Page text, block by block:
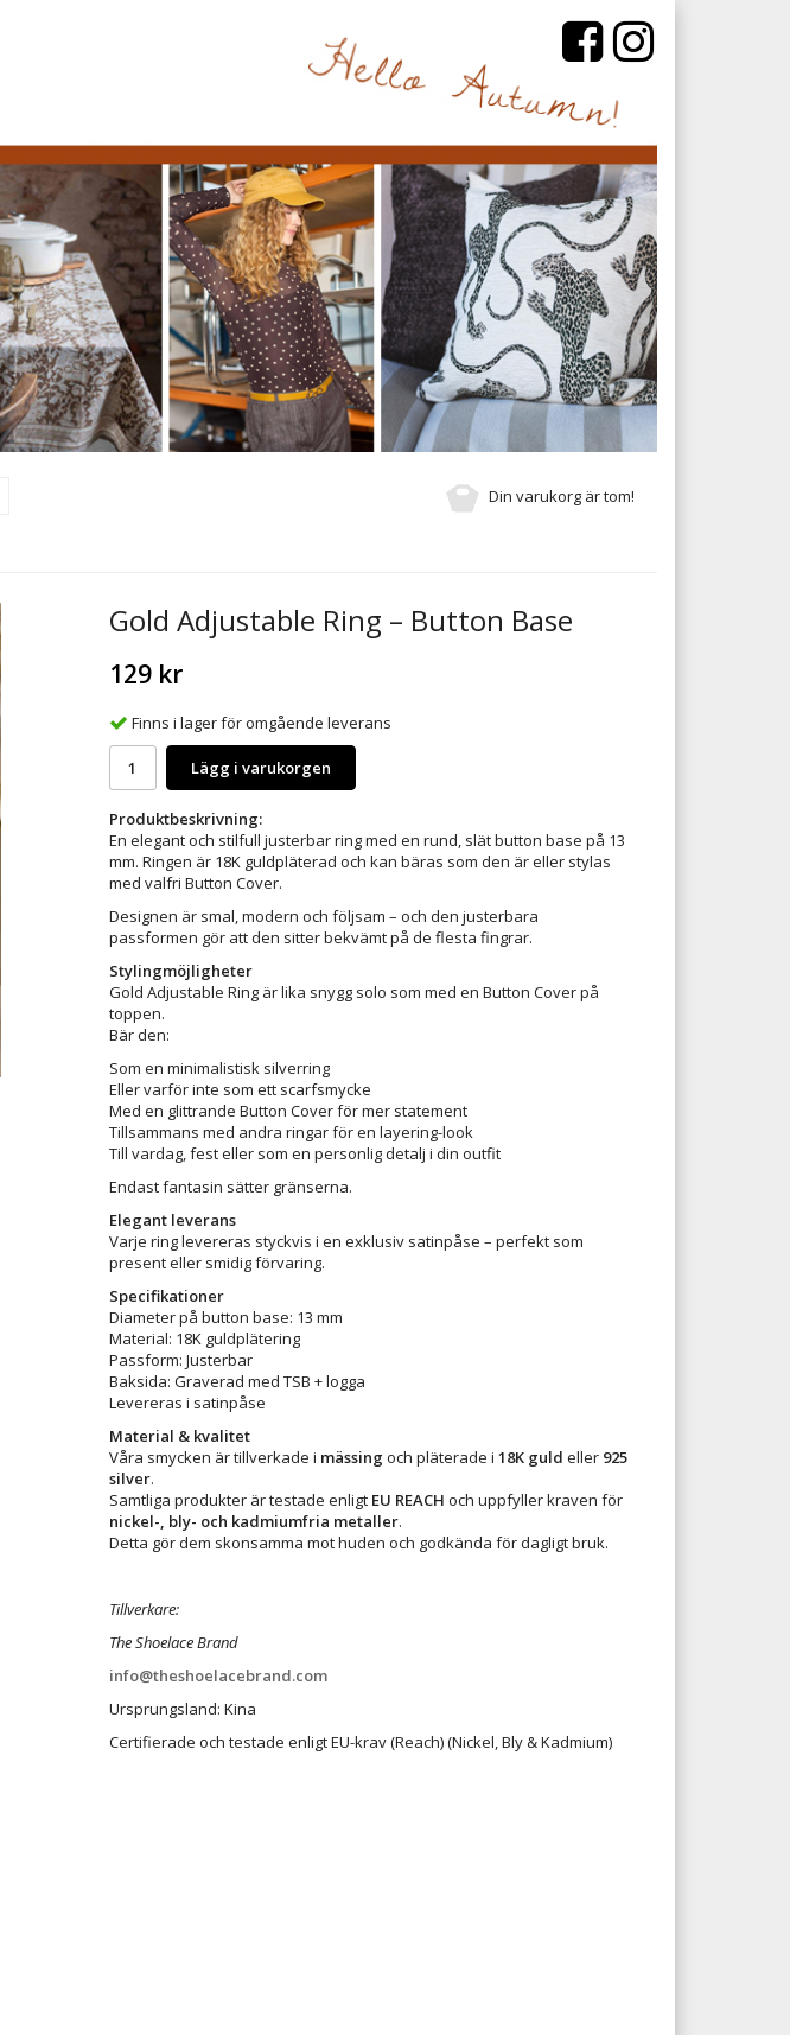
Din varukorg är tom!
Gold Adjustable Ring – Button Base
129 kr
Finns i lager för omgående leverans
Lägg i varukorgen
Produktbeskrivning:
En elegant och stilfull justerbar ring med en rund, slät button base på 13
mm. Ringen är 18K guldpläterad och kan bäras som den är eller stylas
med valfri Button Cover.
Designen är smal, modern och följsam – och den justerbara
passformen gör att den sitter bekvämt på de flesta fingrar.
Stylingmöjligheter
Gold Adjustable Ring är lika snygg solo som med en Button Cover på
toppen.
Bär den:
Som en minimalistisk silverring
Eller varför inte som ett scarfsmycke
Med en glittrande Button Cover för mer statement
Tillsammans med andra ringar för en layering-look
Till vardag, fest eller som en personlig detalj i din outfit
Endast fantasin sätter gränserna.
Elegant leverans
Varje ring levereras styckvis i en exklusiv satinpåse – perfekt som
present eller smidig förvaring.
Specifikationer
Diameter på button base: 13 mm
Material: 18K guldplätering
Passform: Justerbar
Baksida: Graverad med TSB + logga
Levereras i satinpåse
Material & kvalitet
Våra smycken är tillverkade i mässing och pläterade i 18K guld eller 925
silver.
Samtliga produkter är testade enligt EU REACH och uppfyller kraven för
nickel-, bly- och kadmiumfria metaller.
Detta gör dem skonsamma mot huden och godkända för dagligt bruk.
Tillverkare:
The Shoelace Brand
info@theshoelacebrand.com
Ursprungsland: Kina
Certifierade och testade enligt EU-krav (Reach) (Nickel, Bly & Kadmium)